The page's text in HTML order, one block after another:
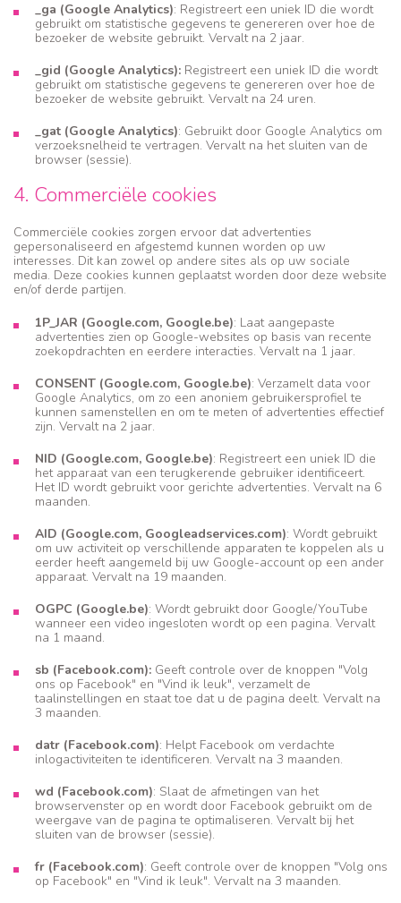
_ga (Google Analytics): Registreert een uniek ID die wordt
gebruikt om statistische gegevens te genereren over hoe de
bezoeker de website gebruikt. Vervalt na 2 jaar.
_gid (Google Analytics): Registreert een uniek ID die wordt
gebruikt om statistische gegevens te genereren over hoe de
bezoeker de website gebruikt. Vervalt na 24 uren.
_gat (Google Analytics): Gebruikt door Google Analytics om
verzoeksnelheid te vertragen. Vervalt na het sluiten van de
browser (sessie).
4. Commerciële cookies
Commerciële cookies zorgen ervoor dat advertenties
gepersonaliseerd en afgestemd kunnen worden op uw
interesses. Dit kan zowel op andere sites als op uw sociale
media. Deze cookies kunnen geplaatst worden door deze website
en/of derde partijen.
1P_JAR (Google.com, Google.be): Laat aangepaste
advertenties zien op Google-websites op basis van recente
zoekopdrachten en eerdere interacties. Vervalt na 1 jaar.
CONSENT (Google.com, Google.be): Verzamelt data voor
Google Analytics, om zo een anoniem gebruikersprofiel te
kunnen samenstellen en om te meten of advertenties effectief
zijn. Vervalt na 2 jaar.
NID (Google.com, Google.be): Registreert een uniek ID die
het apparaat van een terugkerende gebruiker identificeert.
Het ID wordt gebruikt voor gerichte advertenties. Vervalt na 6
maanden.
AID (Google.com, Googleadservices.com): Wordt gebruikt
om uw activiteit op verschillende apparaten te koppelen als u
eerder heeft aangemeld bij uw Google-account op een ander
apparaat. Vervalt na 19 maanden.
OGPC (Google.be): Wordt gebruikt door Google/YouTube
wanneer een video ingesloten wordt op een pagina. Vervalt
na 1 maand.
sb (Facebook.com): Geeft controle over de knoppen "Volg
ons op Facebook" en "Vind ik leuk", verzamelt de
taalinstellingen en staat toe dat u de pagina deelt. Vervalt na
3 maanden.
datr (Facebook.com): Helpt Facebook om verdachte
inlogactiviteiten te identificeren. Vervalt na 3 maanden.
wd (Facebook.com): Slaat de afmetingen van het
browservenster op en wordt door Facebook gebruikt om de
weergave van de pagina te optimaliseren. Vervalt bij het
sluiten van de browser (sessie).
fr (Facebook.com): Geeft controle over de knoppen "Volg ons
op Facebook" en "Vind ik leuk". Vervalt na 3 maanden.